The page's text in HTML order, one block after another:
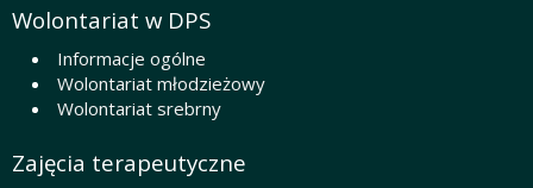
Wolontariat w DPS
Informacje ogólne
Wolontariat młodzieżowy
Wolontariat srebrny
Zajęcia terapeutyczne